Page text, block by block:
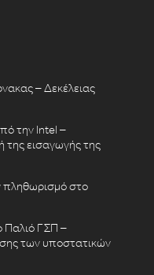
– Δεκέλειας
την Intel –
της εισαγωγής της
πληθωρισμό στο
Παλιό ΓΣΠ –
των υποστατικών